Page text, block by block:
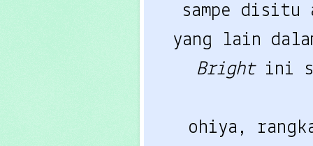
sampe
yang lain
Bright ini
ohiya,